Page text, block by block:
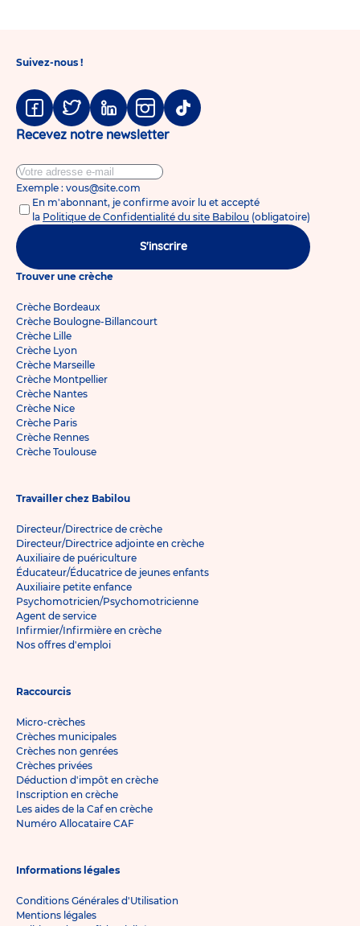
Suivez-nous !
Facebook
TwitterLinkedinInstagram
Tiktok
Recevez notre newsletter
Exemple : vous@site.com
En m'abonnant, je confirme avoir lu et accepté
la Politique de Confidentialité du site Babilou (obligatoire)
S'inscrire
Trouver une crèche
Crèche Bordeaux
Crèche Boulogne-Billancourt
Crèche Lille
Crèche Lyon
Crèche Marseille
Crèche Montpellier
Crèche Nantes
Crèche Nice
Crèche Paris
Crèche Rennes
Crèche Toulouse
Travailler chez Babilou
Directeur/Directrice de crèche
Directeur/Directrice adjointe en crèche
Auxiliaire de puériculture
Éducateur/Éducatrice de jeunes enfants
Auxiliaire petite enfance
Psychomotricien/Psychomotricienne
Agent de service
Infirmier/Infirmière en crèche
Nos offres d'emploi
Raccourcis
Micro-crèches
Crèches municipales
Crèches non genrées
Crèches privées
Déduction d'impôt en crèche
Inscription en crèche
Les aides de la Caf en crèche
Numéro Allocataire CAF
Informations légales
Conditions Générales d'Utilisation
Mentions légales